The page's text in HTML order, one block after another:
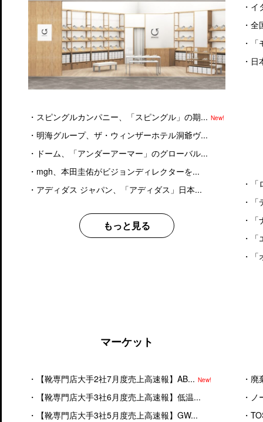
・ スピングルカンパニー、「スピングル」の期... New!
・ 明海グループ、ザ・ウィンザーホテル洞爺ヴ...
・ ドーム、「アンダーアーマー」のグローバル...
・ mgh、本田圭佑がビジョンディレクターを...
・ アディダス ジャパン、「アディダス」日本...
もっと見る
・ イ
・全
・
・ 日
・
・
・
・
・
マーケット
・ 【靴専門店大手2社7月度売上高速報】AB... New!
・
【靴専門店大手3社6月度売上高速報】低温...
・
【靴専門店大手3社5月度売上高速報】GW...
・ 廃
・ ノ
・